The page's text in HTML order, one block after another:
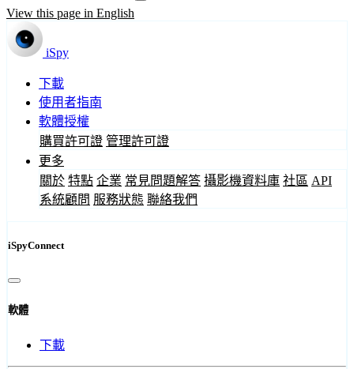
View this page in English
iSpy
下載
使用者指南
軟體授權
購買許可證 管理許可證
更多
關於 特點 企業 常見問題解答 攝影機資料庫 社區 API
系統顧問 服務狀態 聯絡我們
iSpyConnect
軟體
下載